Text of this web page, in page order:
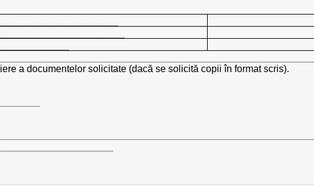
a documentelor solicitate (dacă se solicită copii în format scris).